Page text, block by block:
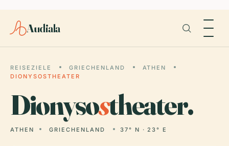
Audiala
REISEZIELE GRIECHENLAND
ATHEN
DIONYSOSTHEATER
Dionysostheater.
ATHEN GRIECHENLAND 37° N · 23° E